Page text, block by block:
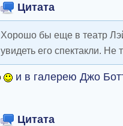
Цитата
Хорошо бы еще в театр
увидеть его спектакли. Не
и в галерею Джо
Цитата